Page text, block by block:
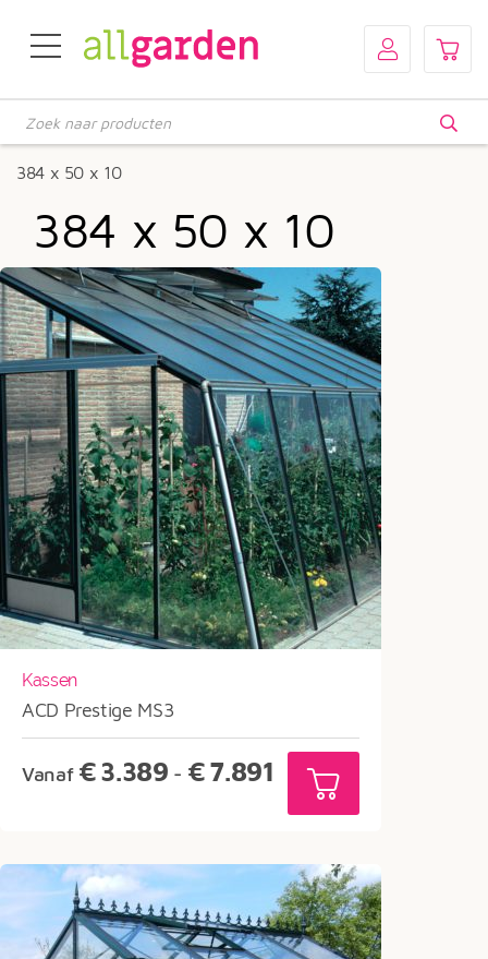
zoeken
384 x 50 x 10
384 x 50 x 10
Kassen
ACD Prestige MS3
Vanaf €3.389 - €7.891 Prijsklasse:
€3.389